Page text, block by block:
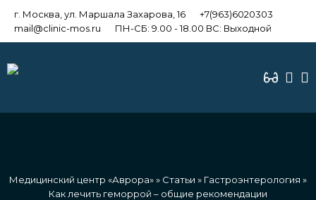
г. Москва, ул. Маршала Захарова, 16
+7(963)6020303
mail@clinic-mos.ru
ПН-СБ: 9.00 - 18.00 ВС: Выходной
Медицинский центр «Аврора»» Статьи » Гастроэнтерология »
Как лечить геморрой – общие рекомендации